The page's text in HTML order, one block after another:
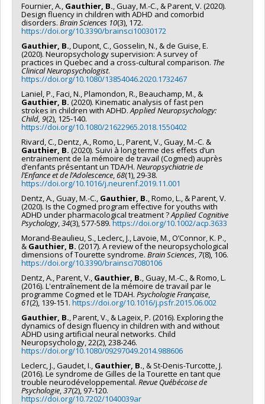
Fournier, A., Gauthier, B., Guay, M.-C., & Parent, V. (2020).
Design fluency in children with ADHD and comorbid
disorders. Brain Sciences 10(3), 172.
https://doi.org/10.3390/brainsci10030172
Gauthier, B., Dupont, C., Gosselin, N., & de Guise, E.
(2020). Neuropsychology supervision: A survey of
practices in Quebec and a cross-cultural comparison. The
Clinical Neuropsychologist.
https://doi.org/10.1080/13854046.2020.1732467
Laniel, P., Faci, N., Plamondon, R., Beauchamp, M., &
Gauthier, B. (2020). Kinematic analysis of fast pen
strokes in children with ADHD.Applied Neuropsychology:
Child, 9(2), 125-140.
https://doi.org/10.1080/21622965.2018.1550402
Rivard, C., Dentz, A., Romo, L., Parent, V., Guay, M.-C. &
Gauthier, B. (2020). Suivi à long terme des effets d’un
entrainement de la mémoire de travail (Cogmed) auprès
d’enfants présentant un TDA/H. Neuropsychiatrie de
l’Enfance et de l’Adolescence,68(1), 29-38.
https://doi.org/10.1016/j.neurenf.2019.11.001
Dentz, A., Guay, M.-C., Gauthier, B., Romo, L., & Parent, V.
(2020). Is the Cogmed program effective for youths with
ADHD under pharmacological treatment ?Applied Cognitive
Psychology,34(3), 577-589.https://doi.org/10.1002/acp.3633
Morand-Beaulieu, S., Leclerc, J., Lavoie, M., O’Connor, K. P.,
& Gauthier, B. (2017). A review of the neuropsychological
dimensions of Tourette syndrome. Brain Sciences, 7(8), 106.
https://doi.org/10.3390/brainsci7080106
Dentz, A., Parent, V., Gauthier, B., Guay, M.-C., & Romo, L.
(2016). L'entraînement de la mémoire de travail par le
programme Cogmed et le TDAH. Psychologie Française,
61(2), 139-151. https://doi.org/10.1016/j.psfr.2015.06.002
Gauthier, B., Parent, V., & Lageix, P. (2016). Exploring the
dynamics of design fluency in children with and without
ADHD using artificial neural networks. Child
Neuropsychology, 22(2), 238-246.
https://doi.org/10.1080/09297049.2014.988606
Leclerc, J., Gaudet, I., Gauthier, B., & St-Denis-Turcotte, J.
(2016). Le syndrome de Gilles de la Tourette en tant que
trouble neurodéveloppemental. Revue Québécoise de
Psychologie,37(2), 97-120.
https://doi.org/10.7202/1040039ar